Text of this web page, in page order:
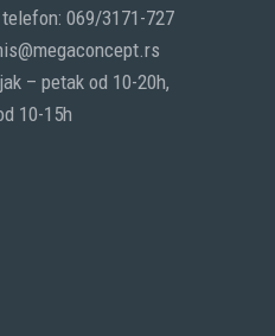
069/3171-727
– petak od 10-20h,
10-15h